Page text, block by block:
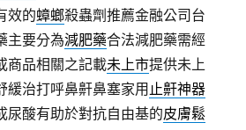
效的蟑螂殺蟲劑推薦金融公司台
主要分為減肥藥合法減肥藥需經
商品相關之記載未上市提供未上
緩治打呼鼻鼾鼻塞家用 止鼾神器
尿酸有助於對抗自由基的皮膚鬆